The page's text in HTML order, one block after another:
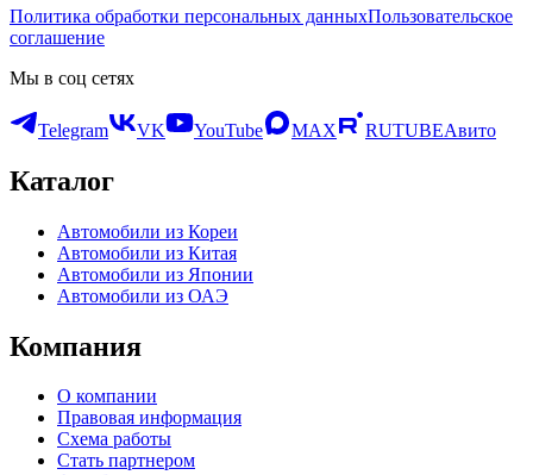
Политика обработки персональных данныхПользовательское
соглашение
Мы в соц сетях
Telegram VK YouTube MAX RUTUBEАвито
Каталог
Автомобили из Кореи
Автомобили из Китая
Автомобили из Японии
Автомобили из ОАЭ
Компания
О компании
Правовая информация
Схема работы
Стать партнером